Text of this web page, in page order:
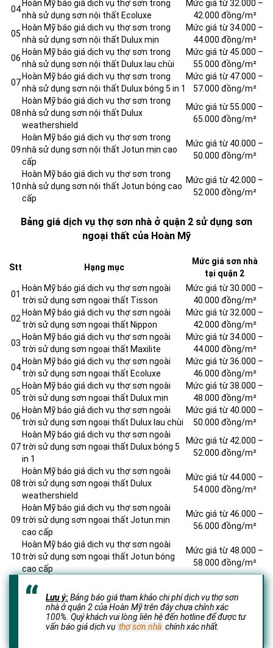
04
Hoàn Mỹ báo giá dịch vụ thợ sơn trong
nhà sử dụng sơn nội thất Ecoluxe
Mức giá từ 32.000 –
42.000 đồng/m²
05
Hoàn Mỹ báo giá dịch vụ thợ sơn trong
nhà sử dụng sơn nội thất Dulux mịn
Mức giá từ 34.000 –
44.000 đồng/m²
06
Hoàn Mỹ báo giá dịch vụ thợ sơn trong
nhà sử dụng sơn nội thất Dulux lau chùi
Mức giá từ 45.000 –
55.000 đồng/m²
07
Hoàn Mỹ báo giá dịch vụ thợ sơn trong
nhà sử dụng sơn nội thất Dulux bóng 5 in 1
Mức giá từ 47.000 –
57.000 đồng/m²
08
Hoàn Mỹ báo giá dịch vụ thợ sơn trong
nhà sử dụng sơn nội thất Dulux
weathershield
Mức giá từ 55.000 –
65.000 đồng/m²
09
Hoàn Mỹ báo giá dịch vụ thợ sơn trong
nhà sử dụng sơn nội thất Jotun mịn cao
cấp
Mức giá từ 40.000 –
50.000 đồng/m²
10
Hoàn Mỹ báo giá dịch vụ thợ sơn trong
nhà sử dụng sơn nội thất Jotun bóng cao
cấp
Mức giá từ 42.000 –
52.000 đồng/m²
Bảng giá dịch vụ thợ sơn nhà ở quận 2 sử dụng sơn
ngoại thất của Hoàn Mỹ
Stt Hạng mục
Mức giá sơn nhà
tại quận 2
01
Hoàn Mỹ báo giá dịch vụ thợ sơn ngoài
trời sử dụng sơn ngoại thất Tisson
Mức giá từ 30.000 –
40.000 đồng/m²
02
Hoàn Mỹ báo giá dịch vụ thợ sơn ngoài
trời sử dụng sơn ngoại thất Nippon
Mức giá từ 32.000 –
42.000 đồng/m²
03
Hoàn Mỹ báo giá dịch vụ thợ sơn ngoài
trời sử dụng sơn ngoại thất Maxilite
Mức giá từ 34.000 –
44.000 đồng/m²
04
Hoàn Mỹ báo giá dịch vụ thợ sơn ngoài
trời sử dụng sơn ngoại thất Ecoluxe
Mức giá từ 36.000 –
46.000 đồng/m²
05
Hoàn Mỹ báo giá dịch vụ thợ sơn ngoài
trời sử dụng sơn ngoại thất Dulux mịn
Mức giá từ 38.000 –
48.000 đồng/m²
06
Hoàn Mỹ báo giá dịch vụ thợ sơn ngoài
trời sử dụng sơn ngoại thất Dulux lau chùi
Mức giá từ 40.000 –
50.000 đồng/m²
07
Hoàn Mỹ báo giá dịch vụ thợ sơn ngoài
trời sử dụng sơn ngoại thất Dulux bóng 5
in 1
Mức giá từ 42.000 –
52.000 đồng/m²
08
Hoàn Mỹ báo giá dịch vụ thợ sơn ngoài
trời sử dụng sơn ngoại thất Dulux
weathershield
Mức giá từ 44.000 –
54.000 đồng/m²
09
Hoàn Mỹ báo giá dịch vụ thợ sơn ngoài
trời sử dụng sơn ngoại thất Jotun mịn
cao cấp
Mức giá từ 46.000 –
56.000 đồng/m²
10
Hoàn Mỹ báo giá dịch vụ thợ sơn ngoài
trời sử dụng sơn ngoại thất Jotun bóng
cao cấp
Mức giá từ 48.000 –
58.000 đồng/m²
Lưu ý:Bảng báo giá tham khảo chi phí dịch vụ thợ sơn
nhà ở quận 2 của Hoàn Mỹ trên đây chưa chính xác
100%. Quý khách vui lòng liên hệ đến hotline để được tư
vấn báo giá dịch vụ thợ sơn nhà chính xác nhất.